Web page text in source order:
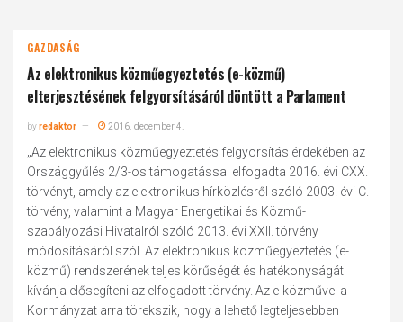
GAZDASÁG
Az elektronikus közműegyeztetés (e-közmű)
elterjesztésének felgyorsításáról döntött a Parlament
byredaktor 2016. december 4.
„Az elektronikus közműegyeztetés felgyorsítás érdekében az
Országgyűlés 2/3-os támogatással elfogadta 2016. évi CXX.
törvényt, amely az elektronikus hírközlésről szóló 2003. évi C.
törvény, valamint a Magyar Energetikai és Közmű-
szabályozási Hivatalról szóló 2013. évi XXII. törvény
módosításáról szól. Az elektronikus közműegyeztetés (e-
közmű) rendszerének teljes körűségét és hatékonyságát
kívánja elősegíteni az elfogadott törvény. Az e-közművel a
Kormányzat arra törekszik, hogy a lehető legteljesebben